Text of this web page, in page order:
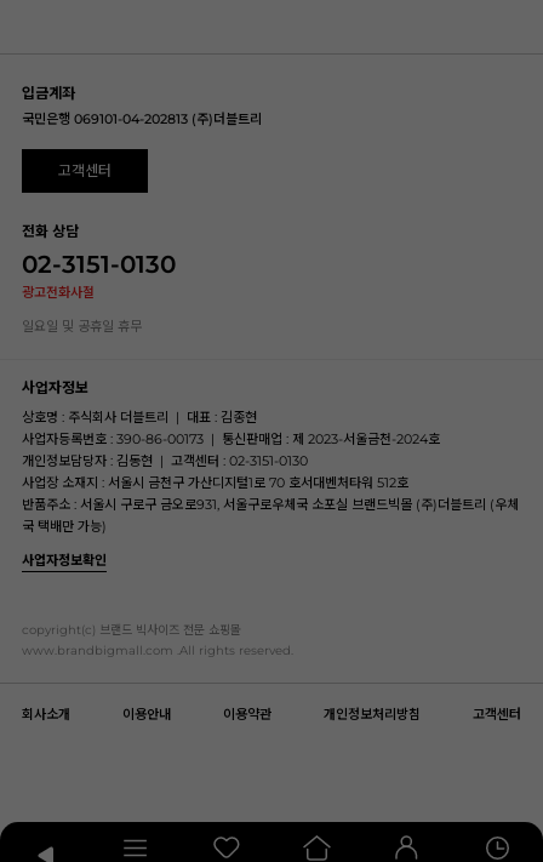
입금계좌
국민은행 069101-04-202813 (주)더블트리
고객센터
전화 상담
02-3151-0130
광고전화사절
일요일 및 공휴일 휴무
사업자정보
상호명 : 주식회사 더블트리 | 대표 : 김종현
사업자등록번호 : 390-86-00173 | 통신판매업 : 제 2023-서울금천-2024호
개인정보담당자 : 김동현 | 고객센터 : 02-3151-0130
사업장 소재지 : 서울시 금천구 가산디지털1로 70 호서대벤처타워 512호
반품주소 : 서울시 구로구 금오로931, 서울구로우체국 소포실 브랜드빅몰 (주)더블트리 (우체
국 택배만 가능)
사업자정보확인
copyright(c) 브랜드 빅사이즈 전문 쇼핑몰
www.brandbigmall.com .All rights reserved.
회사소개 이용안내 이용약관 개인정보처리방침 고객센터